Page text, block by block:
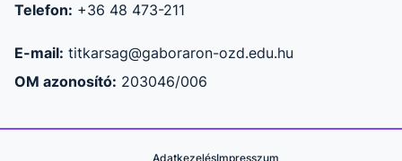
Telefon: +36 48 473-211
E-mail: titkarsag@gaboraron-ozd.edu.hu
OM azonosító: 203046/006
AdatkezelésImpresszum